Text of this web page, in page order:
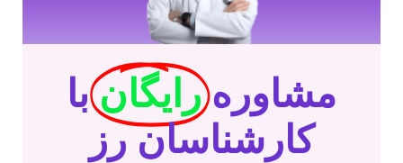
مشاوره رایگان با
کارشناسان رز